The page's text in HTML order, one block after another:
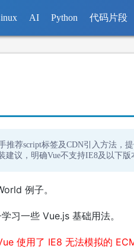
AI Python 代码片段
推荐script标签及CDN引入方法，
议，明确Vue不支持IE8及以下版
例子。
习一些 Vue.js 基础用法。
使用了 IE8 无法模拟的